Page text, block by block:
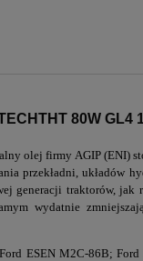
80W GL4
olej firmy AGIP (ENI)
przekładni, układów
generacji traktorów,
wydatnie
ESEN M2C-86B;